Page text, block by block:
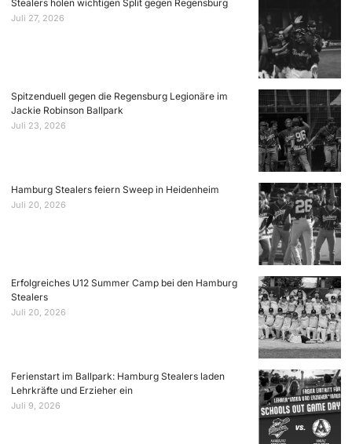
Stealers holen wichtigen Split gegen Regensburg
Juli 27, 2026
Spitzenduell gegen die Regensburg Legionäre im
Jackie Robinson Ballpark
Juli 23, 2026
Hamburg Stealers feiern Sweep in Heidenheim
Juli 20, 2026
Erfolgreiches U12 Summer Camp bei den Hamburg
Stealers
Juli 20, 2026
Ferienstart im Ballpark: Hamburg Stealers laden
Lehrkräfte und Erzieher ein
Juli 9, 2026